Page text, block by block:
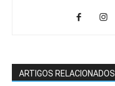
ARTIGOS RELACIONADOS